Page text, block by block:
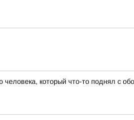
который что-то поднял с